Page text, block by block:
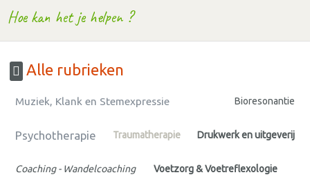
Hoe kan het je helpen ?
Alle rubrieken
Muziek, Klank en Stemexpressie Bioresonantie
Psychotherapie Traumatherapie Drukwerk en uitgeverij
Coaching - Wandelcoaching Voetzorg & Voetreflexologie